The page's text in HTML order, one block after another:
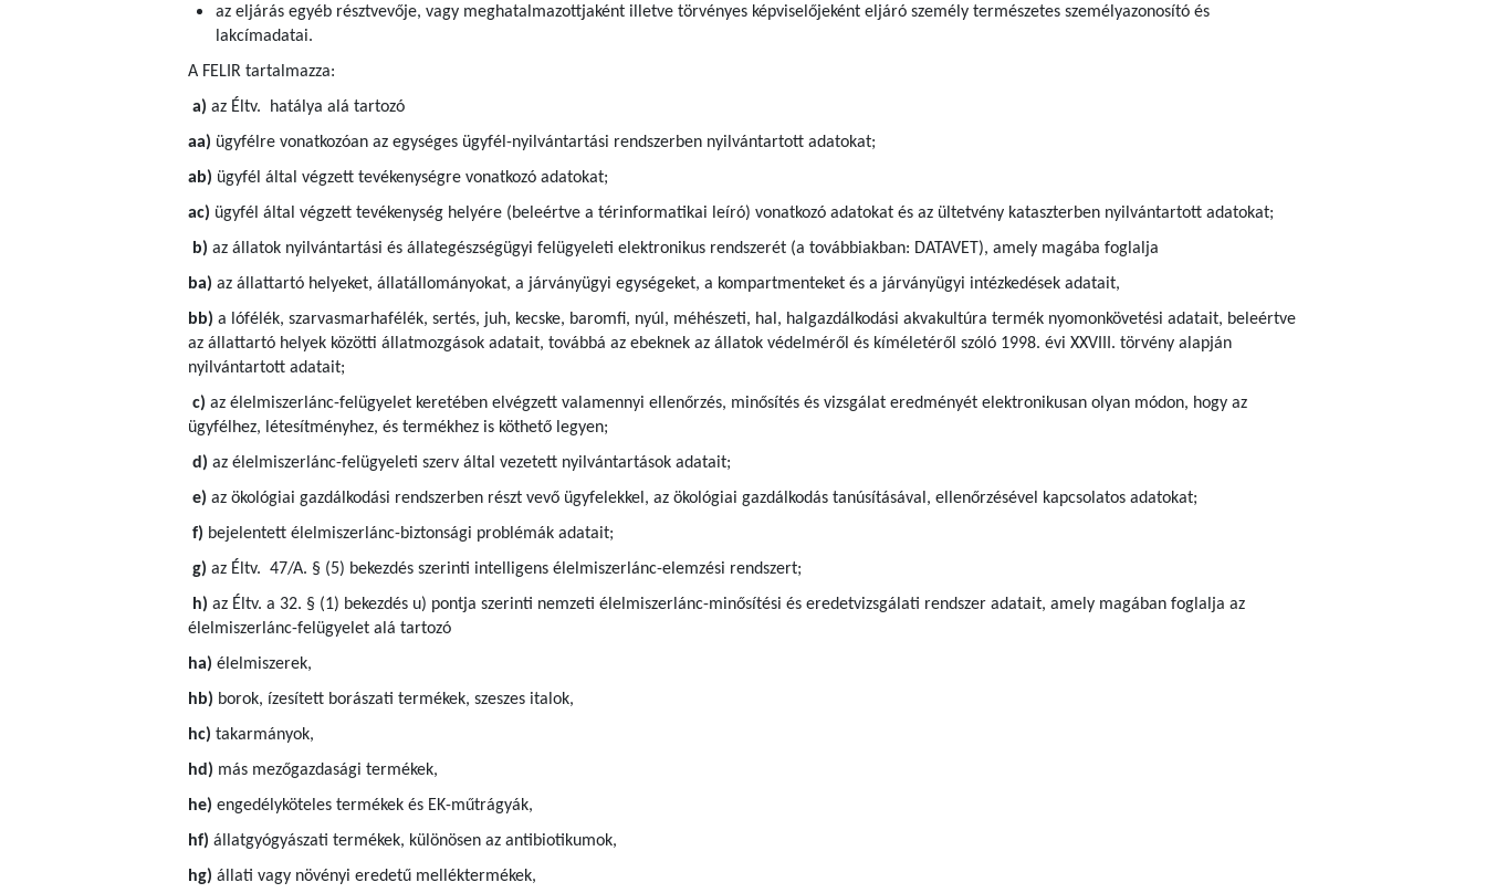
az eljárás egyéb résztvevője, vagy meghatalmazottjaként illetve törvényes képviselőjeként eljáró személy természetes személyazonosító és
lakcímadatai.
A FELIR tartalmazza:
a) az Éltv. hatálya alá tartozó
aa) ügyfélre vonatkozóan az egységes ügyfél-nyilvántartási rendszerben nyilvántartott adatokat;
ab) ügyfél által végzett tevékenységre vonatkozó adatokat;
ac) ügyfél által végzett tevékenység helyére (beleértve a térinformatikai leíró) vonatkozó adatokat és az ültetvény kataszterben nyilvántartott adatokat;
b) az állatok nyilvántartási és állategészségügyi felügyeleti elektronikus rendszerét (a továbbiakban: DATAVET), amely magába foglalja
ba) az állattartó helyeket, állatállományokat, a járványügyi egységeket, a kompartmenteket és a járványügyi intézkedések adatait,
bb) a lófélék, szarvasmarhafélék, sertés, juh, kecske, baromfi, nyúl, méhészeti, hal, halgazdálkodási akvakultúra termék nyomonkövetési adatait, beleértve
az állattartó helyek közötti állatmozgások adatait, továbbá az ebeknek az állatok védelméről és kíméletéről szóló 1998. évi XXVIII. törvény alapján
nyilvántartott adatait;
c) az élelmiszerlánc-felügyelet keretében elvégzett valamennyi ellenőrzés, minősítés és vizsgálat eredményét elektronikusan olyan módon, hogy az
ügyfélhez, létesítményhez, és termékhez is köthető legyen;
d) az élelmiszerlánc-felügyeleti szerv által vezetett nyilvántartások adatait;
e) az ökológiai gazdálkodási rendszerben részt vevő ügyfelekkel, az ökológiai gazdálkodás tanúsításával, ellenőrzésével kapcsolatos adatokat;
f) bejelentett élelmiszerlánc-biztonsági problémák adatait;
g) az Éltv. 47/A. § (5) bekezdés szerinti intelligens élelmiszerlánc-elemzési rendszert;
h) az Éltv. a 32. § (1) bekezdés u) pontja szerinti nemzeti élelmiszerlánc-minősítési és eredetvizsgálati rendszer adatait, amely magában foglalja az
élelmiszerlánc-felügyelet alá tartozó
ha) élelmiszerek,
hb) borok, ízesített borászati termékek, szeszes italok,
hc) takarmányok,
hd) más mezőgazdasági termékek,
he) engedélyköteles termékek és EK-műtrágyák,
hf) állatgyógyászati termékek, különösen az antibiotikumok,
hg) állati vagy növényi eredetű melléktermékek,